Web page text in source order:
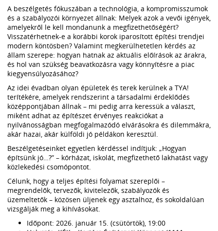
A beszélgetés fókuszában a technológia, a kompromisszumok
és a szabályozói környezet állnak: Melyek azok a vevői igények,
amelyekről le kell mondanunk a megfizethetőségért?
Visszatérhetnek-e a korábbi korok iparosított építési trendjei
modern köntösben? Valamint megkerülhetetlen kérdés az
állam szerepe: hogyan hatnak az aktuális előírások az árakra,
és hol van szükség beavatkozásra vagy könnyítésre a piac
kiegyensúlyozásához?
Az idei évadban olyan épületek és terek kerülnek a TYA!
terítékére, amelyek rendszerint a társadalmi érdeklődés
középpontjában állnak – mi pedig arra keressük a választ,
miként adhat az építészet érvényes reakciókat a
nyilvánosságban megfogalmazódó elvárásokra és dilemmákra,
akár hazai, akár külföldi jó példákon keresztül.
Beszélgetéseinket egyetlen kérdéssel indítjuk: „Hogyan
építsünk jó…?” – kórházat, iskolát, megfizethető lakhatást vagy
közlekedési csomópontot.
Célunk, hogy a teljes építési folyamat szereplői –
megrendelők, tervezők, kivitelezők, szabályozók és
üzemeltetők – közösen üljenek egy asztalhoz, és sokoldalúan
vizsgálják meg a kihívásokat.
Időpont: 2026. január 15. (csütörtök), 19:00